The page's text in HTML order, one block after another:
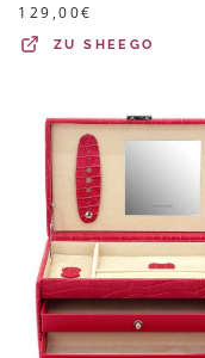
129,00€
ZUSHEEGO